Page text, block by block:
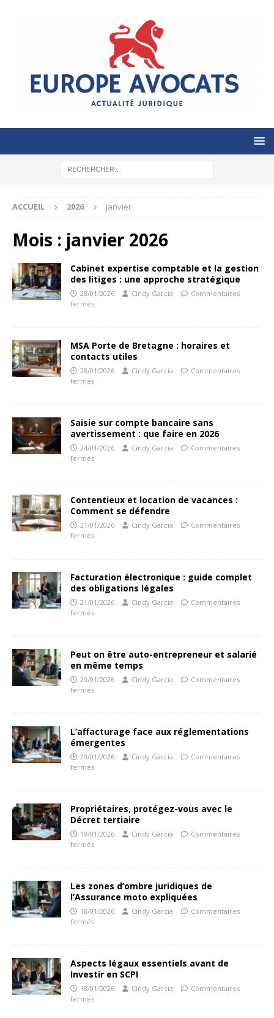
ACCUEIL 2026 janvier
Mois : janvier 2026
Cabinet expertise comptable et la gestion
des litiges : une approche stratégique
28/01/2026 Cindy Garcia
Commentaires
fermés
MSA Porte de Bretagne : horaires et
contacts utiles
28/01/2026 Cindy Garcia
Commentaires
fermés
Saisie sur compte bancaire sans
avertissement : que faire en 2026
24/01/2026 Cindy Garcia
Commentaires
fermés
Contentieux et location de vacances :
Comment se défendre
21/01/2026 Cindy Garcia
Commentaires
fermés
Facturation électronique : guide complet
des obligations légales
21/01/2026 Cindy Garcia
Commentaires
fermés
Peut on être auto-entrepreneur et salarié
en même temps
20/01/2026 Cindy Garcia
Commentaires
fermés
L’affacturage face aux réglementations
émergentes
20/01/2026 Cindy Garcia
Commentaires
fermés
Propriétaires, protégez-vous avec le
Décret tertiaire
19/01/2026 Cindy Garcia
Commentaires
fermés
Les zones d’ombre juridiques de
l’Assurance moto expliquées
18/01/2026 Cindy Garcia
Commentaires
fermés
Aspects légaux essentiels avant de
Investir en SCPI
18/01/2026 Cindy Garcia
Commentaires
fermés